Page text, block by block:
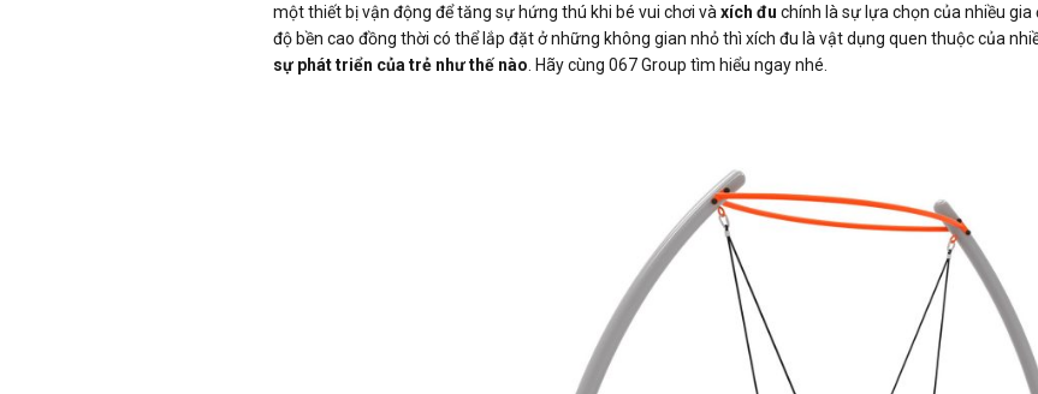
một thiết bị vận động để tăng sự hứng thú khi bé vui chơi và xích đu chính là sự lựa chọn của nhiều gia
độ bền cao đồng thời có thể lắp đặt ở những không gian nhỏ thì xích đu là vật dụng quen thuộc của
sự phát triển của trẻ như thế nào . Hãy cùng 067 Group tìm hiểu ngay nhé.